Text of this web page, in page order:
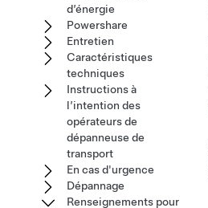
d’énergie
Powershare
Entretien
Caractéristiques
techniques
Instructions à
l’intention des
opérateurs de
dépanneuse de
transport
En cas d'urgence
Dépannage
Renseignements pour